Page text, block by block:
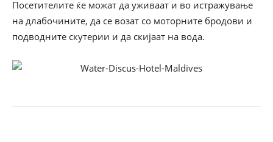
Посетителите ќе можат да уживаат и во истражување
на длабочините, да се возат со моторните бродови и
подводните скутерии и да скијаат на вода.